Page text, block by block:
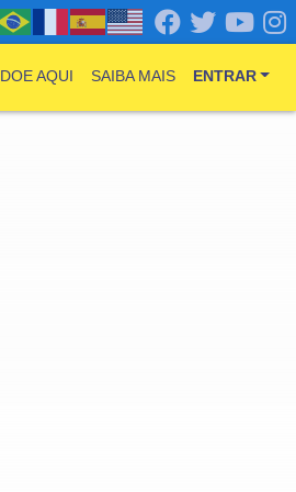
DOE AQUI SAIBA MAIS ENTRAR